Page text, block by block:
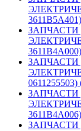
ЗАПЧАСТИ
ЗАПЧАСТИ
ЗАПЧАСТИ
ЗАПЧАСТИ